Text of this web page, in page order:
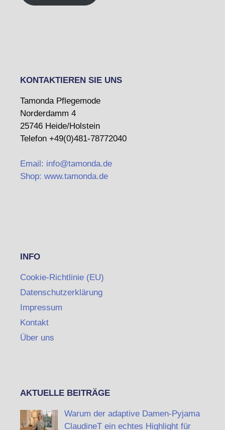
KONTAKTIEREN SIE UNS
Tamonda Pflegemode
Norderdamm 4
25746 Heide/Holstein
Telefon +49(0)481-78772040
Email: info@tamonda.de
Shop: www.tamonda.de
INFO
Cookie-Richtlinie (EU)
Datenschutzerklärung
Impressum
Kontakt
Über uns
AKTUELLE BEITRÄGE
Warum der adaptive Damen-Pyjama
ClaudineT ein echtes Highlight für